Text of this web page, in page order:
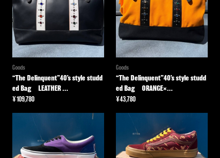
Goods
“The Delinquent”40’s style studd
ed Bag LEATHER ...
¥109,780
Goods
“The Delinquent”40’s style studd
ed Bag ORANGE×...
¥43,780